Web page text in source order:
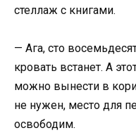
стеллаж с книгами.
— Ага, сто
кровать встанет. А
можно вынести в
не нужен, место для
освободим.